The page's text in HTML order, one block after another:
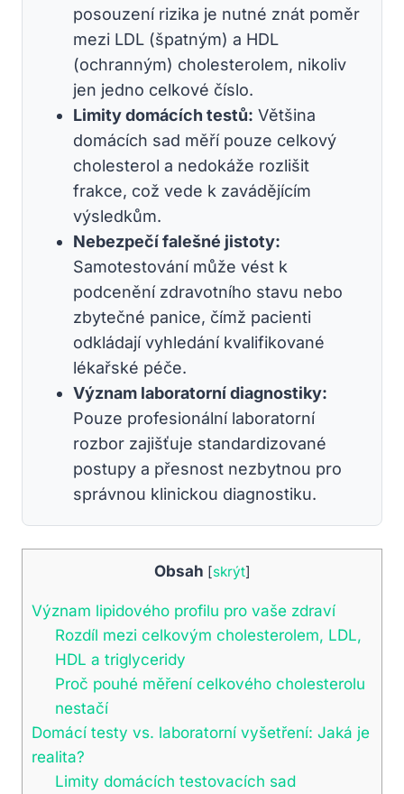
posouzení rizika je nutné znát poměr
mezi LDL (špatným) a HDL
(ochranným) cholesterolem, nikoliv
jen jedno celkové číslo.
Limity domácích testů: Většina
domácích sad měří pouze celkový
cholesterol a nedokáže rozlišit
frakce, což vede k zavádějícím
výsledkům.
Nebezpečí falešné jistoty:
Samotestování může vést k
podcenění zdravotního stavu nebo
zbytečné panice, čímž pacienti
odkládají vyhledání kvalifikované
lékařské péče.
Význam laboratorní diagnostiky:
Pouze profesionální laboratorní
rozbor zajišťuje standardizované
postupy a přesnost nezbytnou pro
správnou klinickou diagnostiku.
Obsah [skrýt]
Význam lipidového profilu pro vaše zdraví
Rozdíl mezi celkovým cholesterolem, LDL,
HDL a triglyceridy
Proč pouhé měření celkového cholesterolu
nestačí
Domácí testy vs. laboratorní vyšetření: Jaká je
realita?
Limity domácích testovacích sad